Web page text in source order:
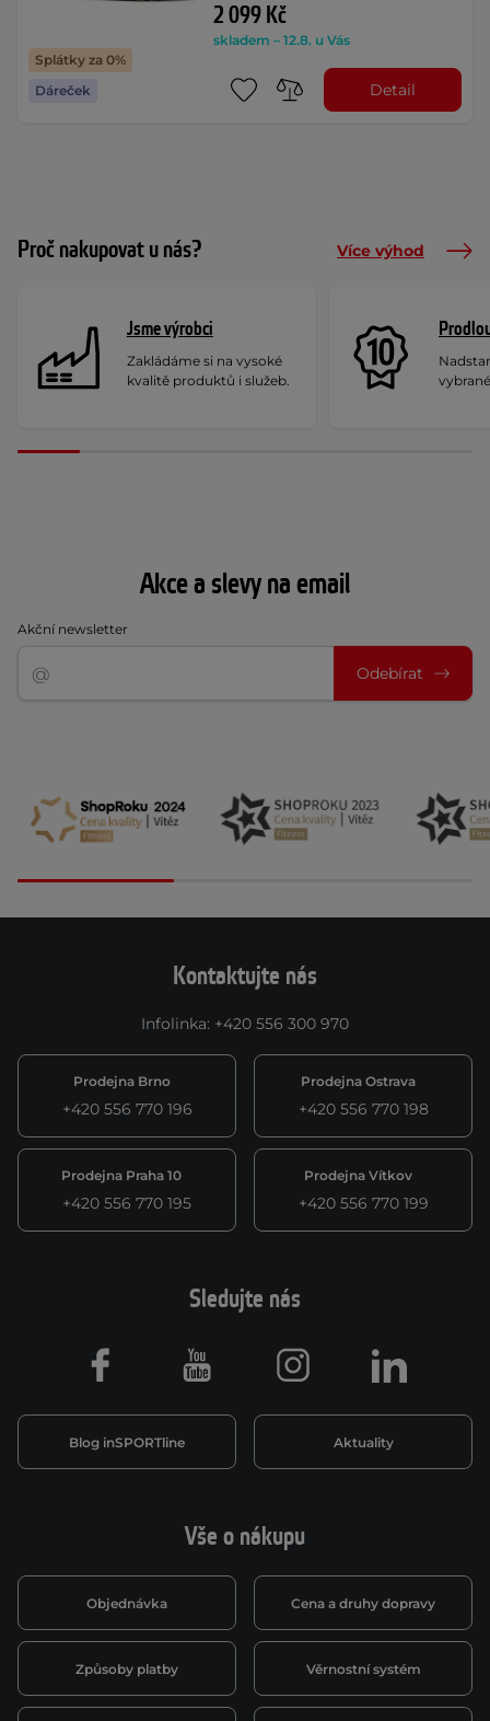
Splátky za 0%
Dáreček
2 099 Kč
skladem – 12.8. u Vás
Detail
Proč nakupovat u nás? Více výhod
Jsme výrobci
Zakládáme si na vysoké
kvalitě produktů i služeb.
Akce a slevy na email
Akční newsletter
Odebírat
Kontaktujte nás
Infolinka: +420 556 300 970
Prodejna Brno
+420 556 770 196
Prodejna Ostrava
+420 556 770 198
Prodejna Praha 10
+420 556 770 195
Prodejna Vítkov
+420 556 770 199
Vše o nákupu
Objednávka Cena a druhy dopravy
Způsoby platby Věrnostní systém
Sledujte nás
Blog inSPORTline Aktuality
Facebook Youtube Instagram LinkedIn